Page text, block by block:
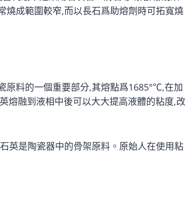
燒成範圍較窄,而以長石爲助熔劑時可拓寬燒
原料的一個重要部分,其熔點爲1685°℃,在加
熔融到液相中後可以大大提高液體的粘度,改
英是陶瓷器中的骨架原料。原始人在使用粘